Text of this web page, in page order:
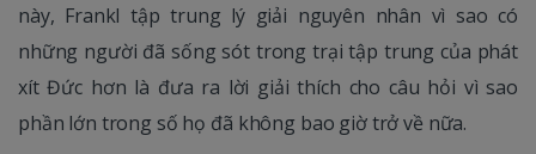
này, Frankl tập trung lý giải nguyên nhân vì sao có
những người đã sống sót trong trại tập trung của phát
xít Đức hơn là đưa ra lời giải thích cho câu hỏi vì sao
phần lớn trong số họ đã không bao giờ trở về nữa.